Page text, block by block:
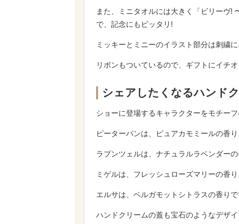
また、ミニタオルには大きく「ビリーヴ!
で、記念にもピッタリ!
ミッキーとミニーのイラスト部分は刺繍
リボンもついているので、ギフトにイチオ
シェアしたくなるハンド
ショーに登場するキャラクターをモチー
ピーターパンは、ピュアカモミールの香り
ラプンツェルは、ナチュラルラベンダーの
ミゲルは、フレッシュローズマリーの香り
エルサは、ベルガモットシトラスの香りで
ハンドクリームの蓋も宝石のようなデザ